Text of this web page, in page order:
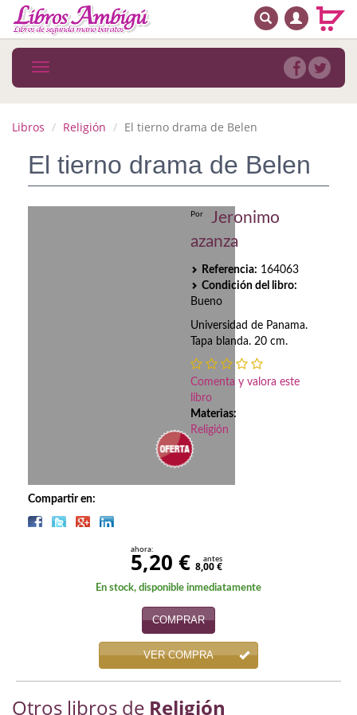
MENÚ PRINCIPAL
Novedades
MATERIAS
Cómic
Cuentos y relatos
Divulgación científica
BUSCAR
Toggle
navigation
Libros Religión El tierno drama de Belen
El tierno drama de Belen
Compartir en:
Por
Jeronimo
azanza
Referencia: 164063
Condición del libro:
Bueno
Universidad de Panama.
Tapa blanda. 20 cm.
Comenta y valora este
libro
Materias:
Religión
ahora:
5,20 € antes
8,00 €
En stock, disponible inmediatamente
COMPRAR
VER COMPRA
Otros libros de Religión